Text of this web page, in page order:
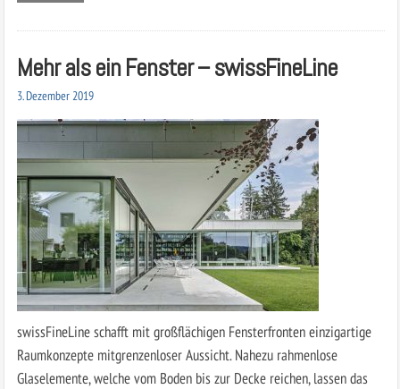
Mehr als ein Fenster – swissFineLine
3. Dezember 2019
swissFineLine schafft mit großflächigen Fensterfronten einzigartige
Raumkonzepte mitgrenzenloser Aussicht. Nahezu rahmenlose
Glaselemente, welche vom Boden bis zur Decke reichen, lassen das